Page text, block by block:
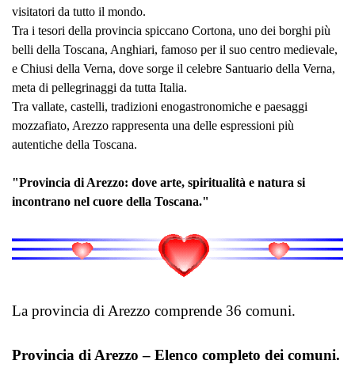
visitatori da tutto il mondo.
Tra i tesori della provincia spiccano Cortona, uno dei borghi più
belli della Toscana, Anghiari, famoso per il suo centro medievale,
e Chiusi della Verna, dove sorge il celebre Santuario della Verna,
meta di pellegrinaggi da tutta Italia.
Tra vallate, castelli, tradizioni enogastronomiche e paesaggi
mozzafiato, Arezzo rappresenta una delle espressioni più
autentiche della Toscana.
"Provincia di Arezzo: dove arte, spiritualità e natura si
incontrano nel cuore della Toscana."
La provincia di Arezzo comprende 36 comuni.
Provincia di Arezzo – Elenco completo dei comuni.